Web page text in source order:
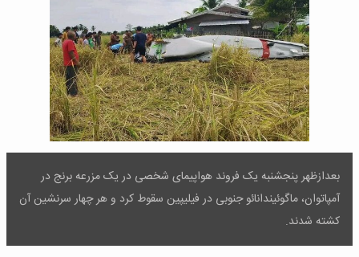
بعدازظهر پنجشنبه یک فروند هواپیمای شخصی در یک مزرعه برنج در
آمپاتوان، ماگوئیندانائو جنوبی در فیلیپین سقوط کرد و هر چهار سرنشین آن
کشته شدند.